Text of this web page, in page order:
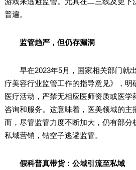
普遍。
监管趋严，但仍存漏洞
早在2023年5月，国家相关部门就
疗美容行业监管工作的指导意见》，明
医疗活动，严禁无相应医师资质或医学
咨询和服务。这意味着，医美领域的主
而，尽管监管力度不断加大，仍有部分
私域营销，钻空子逃避监管。
假科普真带货：公域引流至私域